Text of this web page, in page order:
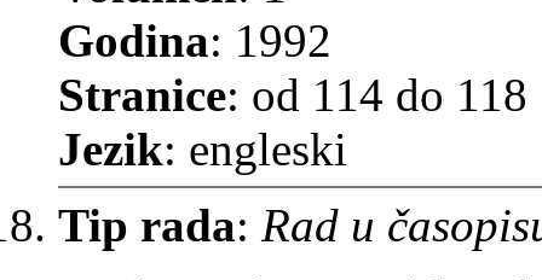
Godina: 1992
Stranice: od 114 do 118
Jezik: engleski
Tip rada: Rad u